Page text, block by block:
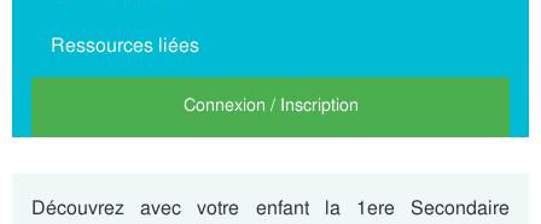
Ressources liées
Connexion / Inscription
Découvrez avec votre enfant la 1ere Secondaire